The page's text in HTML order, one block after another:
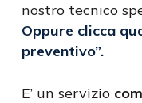
nostro tecnico
Oppure clicca
preventivo”.
E’ un servizio